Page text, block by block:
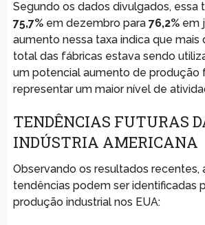
Segundo os dados divulgados, essa
75,7%em dezembro para 76,2%em
aumento nessa taxa indica que mais
total das fábricas estava sendo
um potencial aumento de produção
representar um maior nível de
TENDÊNCIAS FUTURAS
INDÚSTRIA AMERICANA
Observando os resultados recentes,
tendências podem ser identificadas
produção industrial nos EUA: